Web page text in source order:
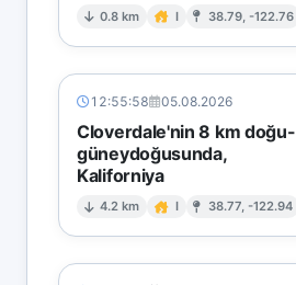
0.8 km I 38.79, -122.76
12:55:58 05.08.2026
Cloverdale'nin 8 km doğu-
güneydoğusunda,
Kaliforniya
4.2 km I 38.77, -122.94